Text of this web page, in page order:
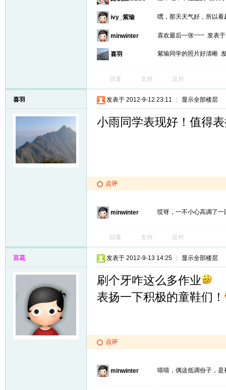
ivy_紫瑜 嘿，那天天气好，所以
minwinter 喜欢最后一张~~~ 发表
喜羽 紫瑜同学的照片好清晰
回复 支持 反对
喜羽 发表于 2012-9-12 23:11 显示全部楼层
小雨同学表现好！值得
点评
minwinter 哎呀，一不小心高调了
回复 支持 反对
豆花 发表于 2012-9-13 14:25 显示全部楼层
刷个牙咋这么多作业
表扬一下积极的童鞋们！
点评
minwinter 嘻嘻，偶这低调份子，